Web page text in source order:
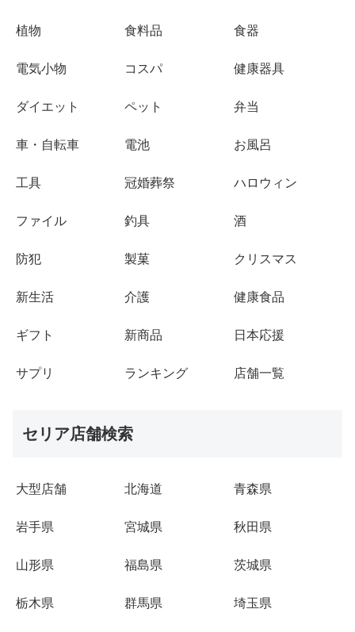
植物 食料品 食器
電気小物 コスパ 健康器具
ダイエット ペット 弁当
車・自転車 電池 お風呂
工具 冠婚葬祭 ハロウィン
ファイル 釣具 酒
防犯 製菓 クリスマス
新生活 介護 健康食品
ギフト 新商品 日本応援
サプリ ランキング 店舗一覧
セリア店舗検索
大型店舗 北海道 青森県
岩手県 宮城県 秋田県
山形県 福島県 茨城県
栃木県 群馬県 埼玉県